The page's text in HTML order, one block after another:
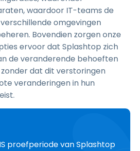
waardoor IT-teams de
omgevingen
Bovendien zorgen onze
ervoor dat Splashtop zich
de veranderende behoeften
dat dit verstoringen
veranderingen in hun
proefperiode van Splashtop